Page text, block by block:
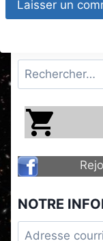
Rechercher :
NOTRE